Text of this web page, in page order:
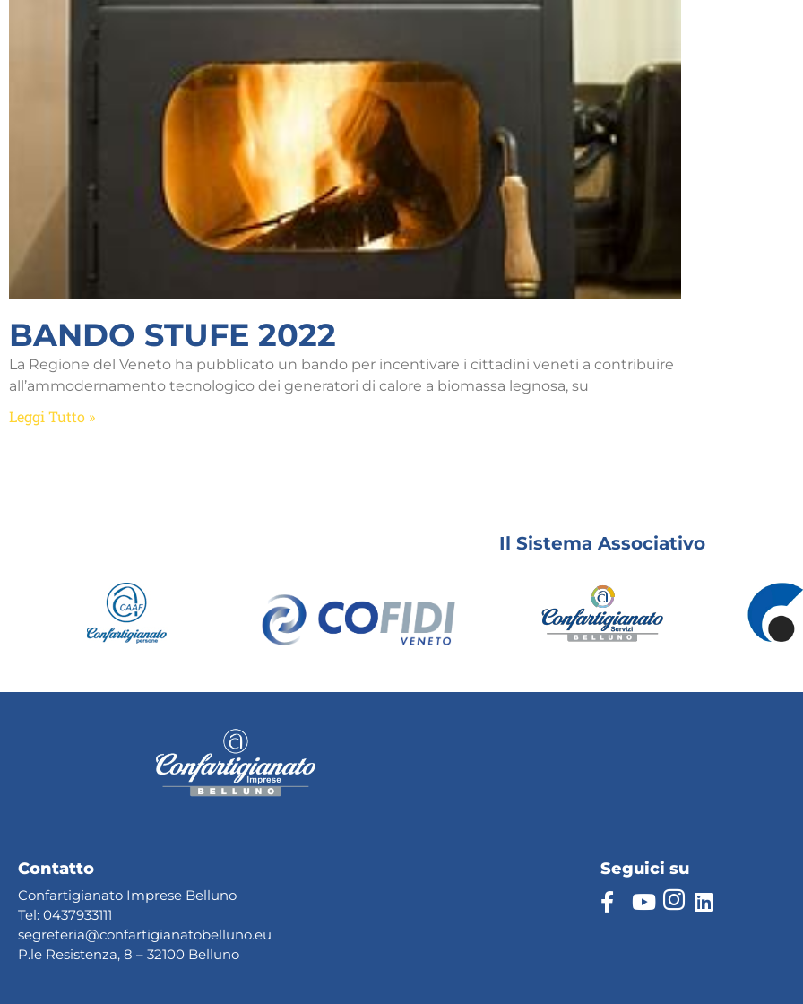
BANDO STUFE 2022
La Regione del Veneto ha pubblicato un bando per incentivare i cittadini veneti a contribuire
all’ammodernamento tecnologico dei generatori di calore a biomassa legnosa, su
Leggi Tutto »
Il Sistema Associativo
Contatto
Confartigianato Imprese Belluno
Tel: 0437933111
segreteria@confartigianatobelluno.eu
P.le Resistenza, 8 – 32100 Belluno
Seguici su